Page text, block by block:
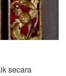
secara